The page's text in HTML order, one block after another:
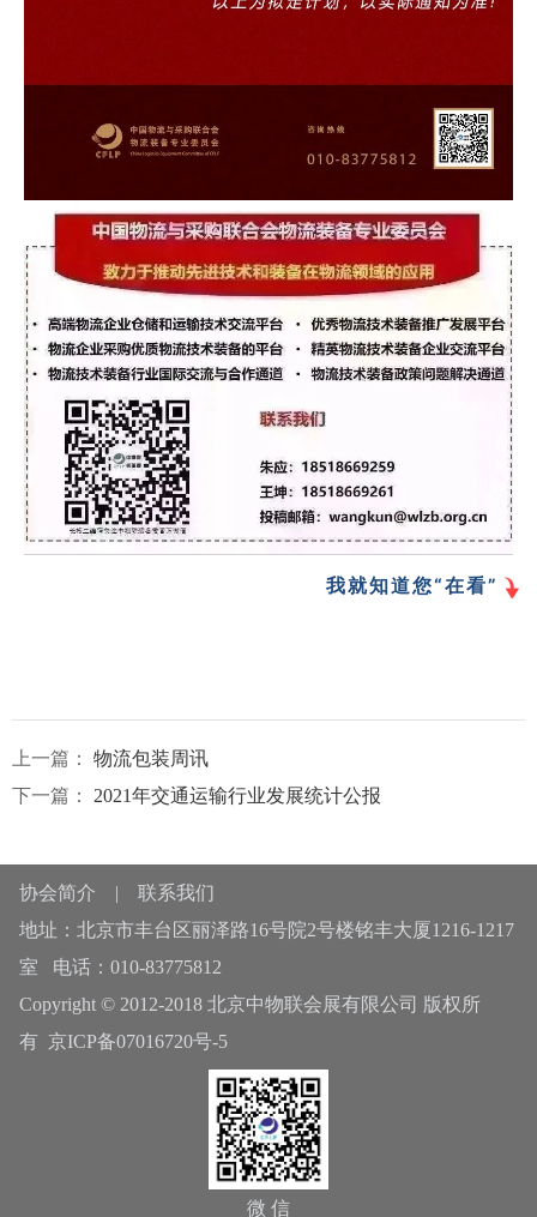
我就知道您“在看”
上一篇：
物流包装周讯
下一篇：
2021年交通运输行业发展统计公报
协会简介 | 联系我们
地址：北京市丰台区丽泽路16号院2号楼铭丰大厦1216-1217
室 电话：010-83775812
Copyright © 2012-2018 北京中物联会展有限公司 版权所
有 京ICP备07016720号-5
微 信